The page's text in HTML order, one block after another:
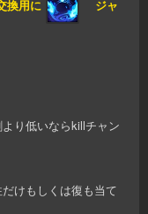
換用に ジャ
り低いならkillチャン
けもしくは復も当て